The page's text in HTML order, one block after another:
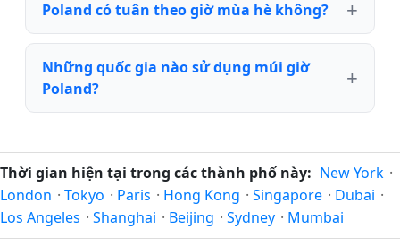
Poland có tuân theo giờ mùa hè không?
Những quốc gia nào sử dụng múi giờ
Poland?
Thời gian hiện tại trong các thành phố này: New York ·
London · Tokyo · Paris · Hong Kong · Singapore · Dubai ·
Los Angeles · Shanghai · Beijing · Sydney · Mumbai